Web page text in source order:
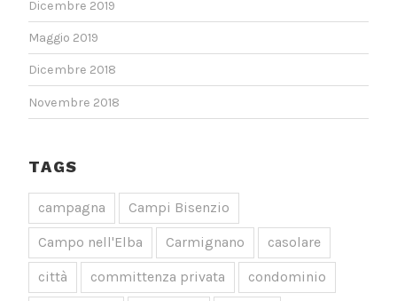
Dicembre 2019
Maggio 2019
Dicembre 2018
Novembre 2018
TAGS
campagna Campi Bisenzio
Campo nell'Elba Carmignano casolare
città committenza privata condominio